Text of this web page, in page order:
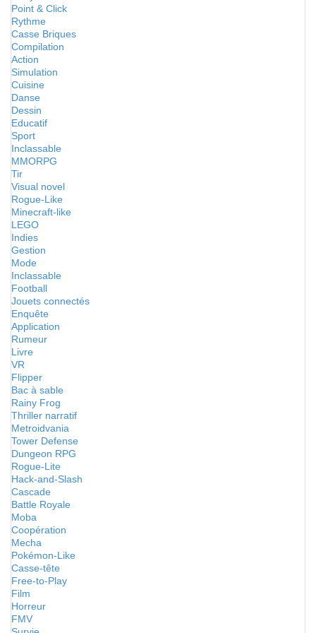
Point & Click
Rythme
Casse Briques
Compilation
Action
Simulation
Cuisine
Danse
Dessin
Educatif
Sport
Inclassable
MMORPG
Tir
Visual novel
Rogue-Like
Minecraft-like
LEGO
Indies
Gestion
Mode
Inclassable
Football
Jouets connectés
Enquête
Application
Rumeur
Livre
VR
Flipper
Bac à sable
Rainy Frog
Thriller narratif
Metroidvania
Tower Defense
Dungeon RPG
Rogue-Lite
Hack-and-Slash
Cascade
Battle Royale
Moba
Coopération
Mecha
Pokémon-Like
Casse-tête
Free-to-Play
Film
Horreur
FMV